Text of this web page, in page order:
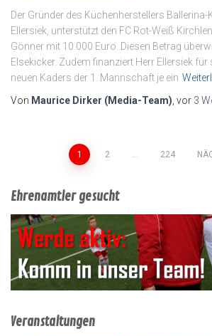
Der Gründer des Küchenherstellers Ballerina-
Ellersiek, unterstützt den FC Rot-Weiß
Gönner mit 10.000 Euro. Diesen Betrag
Elsekicker. Zudem finanziert Herr Ellersiek
neuen Kaders der 1. Mannschaft je ein
Von Maurice Dirker (Media-Team), vor 3
Seitennummerierung
der
Beiträge
1 2 … 224
Ehrenamtler gesucht
Veranstaltungen